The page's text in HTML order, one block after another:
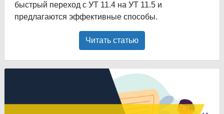
быстрый переход с УТ 11.4 на УТ 11.5 и
предлагаются эффективные способы.
Читать статью